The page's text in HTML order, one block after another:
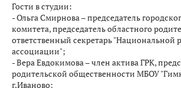
Гости в студии:
- Ольга Смирнова – председатель
комитета, председатель областного
ответственный секретарь "Национальной
ассоциации";
- Вера Евдокимова – член актива ГРК,
родительской общественности МБОУ
г.Иваново;